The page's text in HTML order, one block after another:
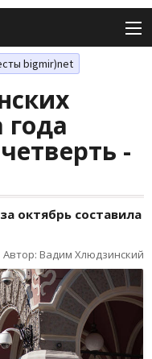
bigmir)net
года
-
октябрь составила
Автор: Вадим Хлюдзинский